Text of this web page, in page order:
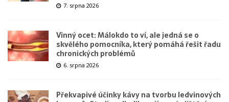
7. srpna 2026
Vinný ocet: Málokdo to ví, ale jedná se o
skvělého pomocníka, který pomáhá řešit řadu
chronických problémů
6. srpna 2026
Překvapivé účinky kávy na tvorbu ledvinových